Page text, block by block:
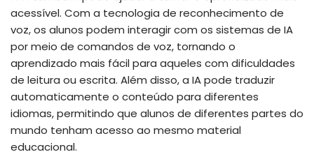
acessível. Com a tecnologia de reconhecimento de
voz, os alunos podem interagir com os sistemas de IA
por meio de comandos de voz, tornando o
aprendizado mais fácil para aqueles com dificuldades
de leitura ou escrita. Além disso, a IA pode traduzir
automaticamente o conteúdo para diferentes
idiomas, permitindo que alunos de diferentes partes do
mundo tenham acesso ao mesmo material
educacional.